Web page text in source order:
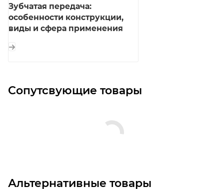
Зубчатая передача:
особенности конструкции,
виды и сфера применения
Сопутсвующие товары
Альтернативные товары